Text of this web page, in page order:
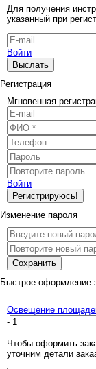
Для получения
указанный при
Войти
Выслать
Регистрация
Мгновенная
Войти
Регистрируюсь!
Изменение пароля
Сохранить
Быстрое оформление
Освещение
-
Чтобы оформить
уточним детали